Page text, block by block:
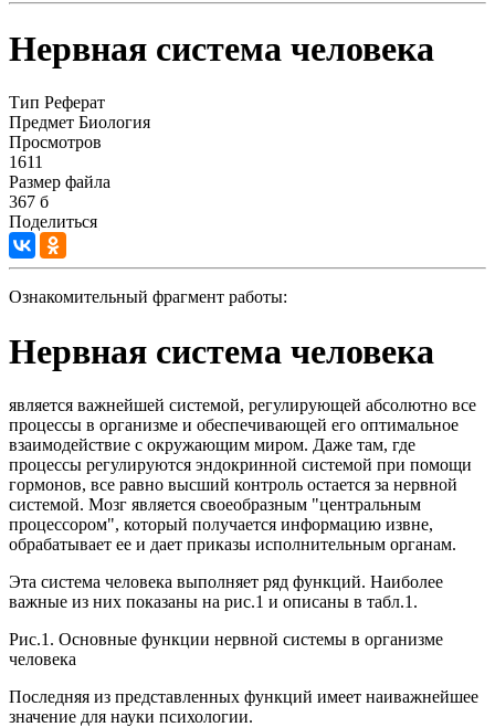
Нервная система человека
Тип Реферат
Предмет Биология
Просмотров
1611
Размер файла
367 б
Поделиться
Ознакомительный фрагмент работы:
Нервная система человека
является важнейшей системой, регулирующей абсолютно все
процессы в организме и обеспечивающей его оптимальное
взаимодействие с окружающим миром. Даже там, где
процессы регулируются эндокринной системой при помощи
гормонов, все равно высший контроль остается за нервной
системой. Мозг является своеобразным "центральным
процессором", который получается информацию извне,
обрабатывает ее и дает приказы исполнительным органам.
Эта система человека выполняет ряд функций. Наиболее
важные из них показаны на рис.1 и описаны в табл.1.
Рис.1. Основные функции нервной системы в организме
человека
Последняя из представленных функций имеет наиважнейшее
значение для науки психологии.